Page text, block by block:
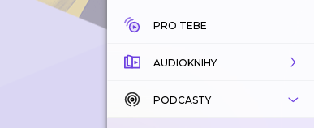
PRO TEBE
AUDIOKNIHY
KATALOG
PODCASTY